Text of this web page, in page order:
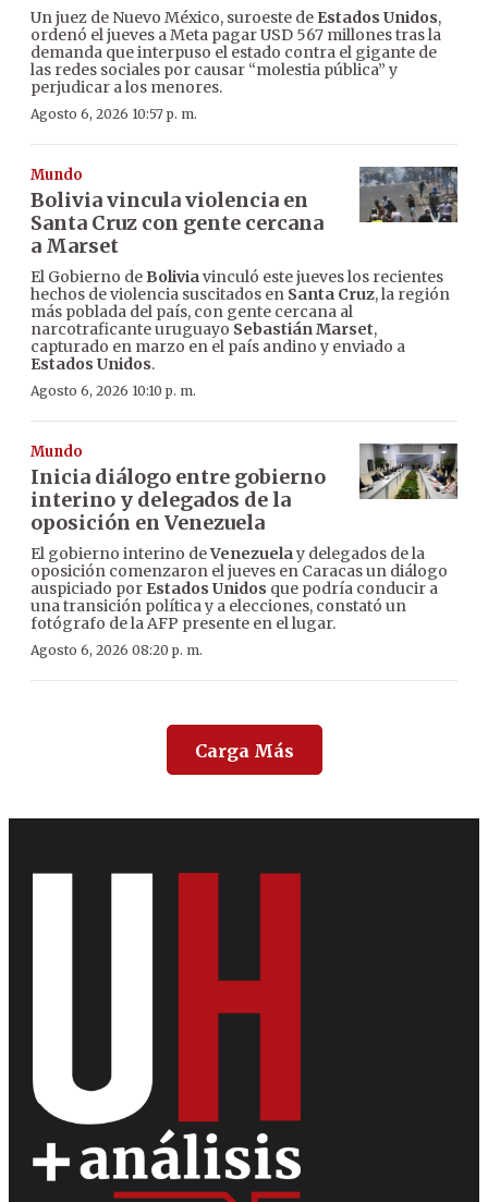
Un juez de Nuevo México, suroeste de Estados Unidos,
ordenó el jueves a Meta pagar USD 567 millones tras la
demanda que interpuso el estado contra el gigante de
las redes sociales por causar “molestia pública” y
perjudicar a los menores.
Agosto 6, 2026 10:57 p. m.
Mundo
Bolivia vincula violencia en
Santa Cruz con gente cercana
a Marset
El Gobierno de Boliviavinculó este jueves los recientes
hechos de violencia suscitados en Santa Cruz, la región
más poblada del país, con gente cercana al
narcotraficante uruguayo Sebastián Marset,
capturado en marzo en el país andino y enviado a
Estados Unidos.
Agosto 6, 2026 10:10 p. m.
Mundo
Inicia diálogo entre gobierno
interino y delegados de la
oposición en Venezuela
El gobierno interino deVenezuelay delegados de la
oposición comenzaron el jueves en Caracas un diálogo
auspiciado por Estados Unidos que podría conducir a
una transición política y a elecciones, constató un
fotógrafo de la AFP presente en el lugar.
Agosto 6, 2026 08:20 p. m.
Carga Más